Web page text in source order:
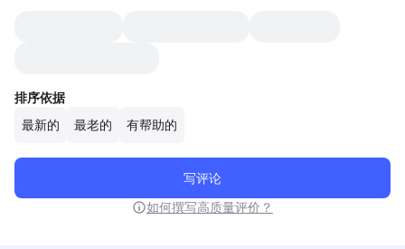
排序依据
最新的
最老的 有帮助的
写评论
如何撰写高质量评价？